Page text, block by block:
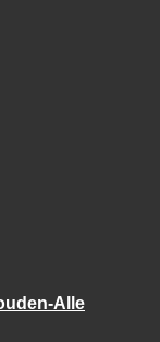
Alle